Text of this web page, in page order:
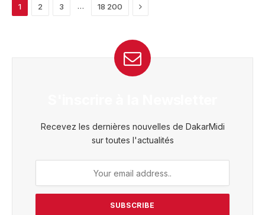
1 2 3 … 18 200 Next
Recevez les dernières nouvelles de DakarMidi
sur toutes l'actualités